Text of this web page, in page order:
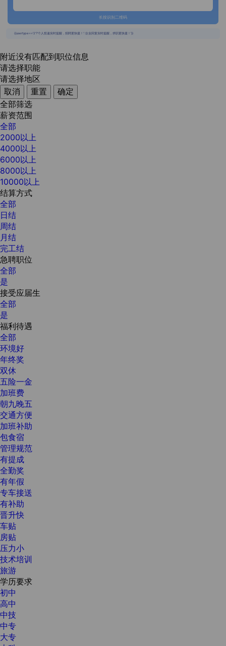
长按识别二维码
{{usertype=='2'?'个人投递实时提醒，招聘更快捷！':'企业回复实时提醒，求职更快捷！'}}
附近没有匹配到职位信息
请选择职能
请选择地区
取消
重置
确定
全部筛选
薪资范围
全部
2000以上
4000以上
6000以上
8000以上
10000以上
结算方式
全部
日结
周结
月结
完工结
急聘职位
全部
是
接受应届生
全部
是
福利待遇
全部
环境好
年终奖
双休
五险一金
加班费
朝九晚五
交通方便
加班补助
包食宿
管理规范
有提成
全勤奖
有年假
专车接送
有补助
晋升快
车贴
房贴
压力小
技术培训
旅游
学历要求
初中
高中
中技
中专
大专